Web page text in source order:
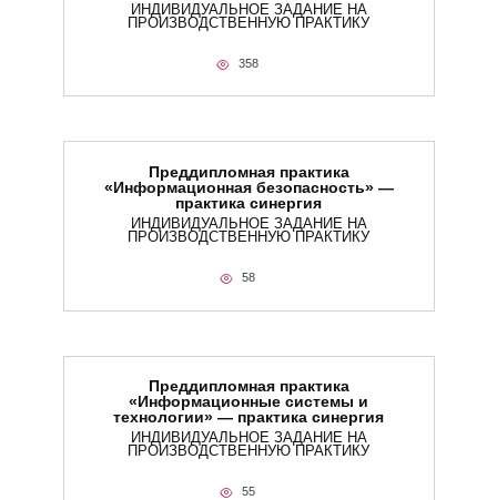
ИНДИВИДУАЛЬНОЕ ЗАДАНИЕ НА
ПРОИЗВОДСТВЕННУЮ ПРАКТИКУ
358
Преддипломная практика
«Информационная безопасность» —
практика синергия
ИНДИВИДУАЛЬНОЕ ЗАДАНИЕ НА
ПРОИЗВОДСТВЕННУЮ ПРАКТИКУ
58
Преддипломная практика
«Информационные системы и
технологии» — практика синергия
ИНДИВИДУАЛЬНОЕ ЗАДАНИЕ НА
ПРОИЗВОДСТВЕННУЮ ПРАКТИКУ
55